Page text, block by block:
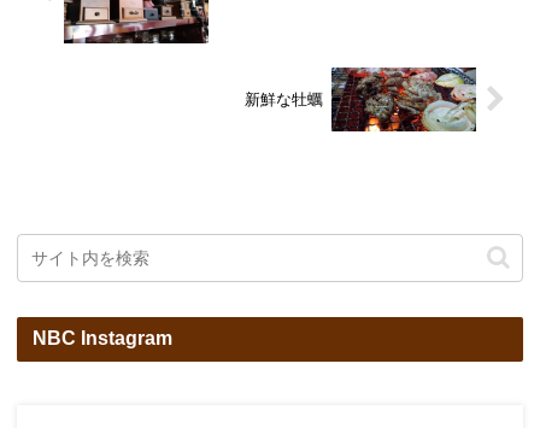
新鮮な牡蠣
NBC Instagram